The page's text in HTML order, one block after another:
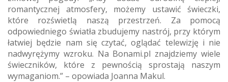
romantycznej atmosfery, możemy ustawić świeczki,
które rozświetlą naszą przestrzeń. Za pomocą
odpowiedniego światła zbudujemy nastrój, przy którym
łatwiej będzie nam się czytać, oglądać telewizję i nie
nadwyrężymy wzroku. Na Bonami.pl znajdziemy wiele
świeczników, które z pewnością sprostają naszym
wymaganiom.” – opowiada Joanna Makul.